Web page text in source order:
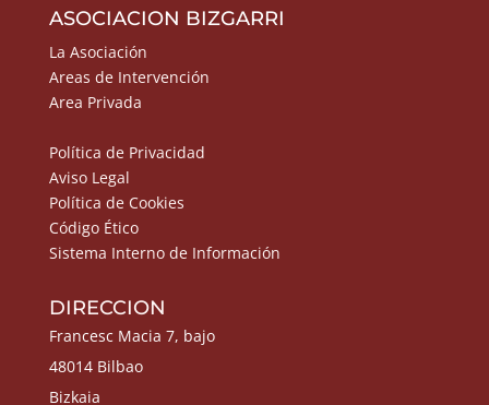
ASOCIACION BIZGARRI
La Asociación
Areas de Intervención
Area Privada
Política de Privacidad
Aviso Legal
Política de Cookies
Código Ético
Sistema Interno de Información
DIRECCION
Francesc Macia 7, bajo
48014 Bilbao
Bizkaia